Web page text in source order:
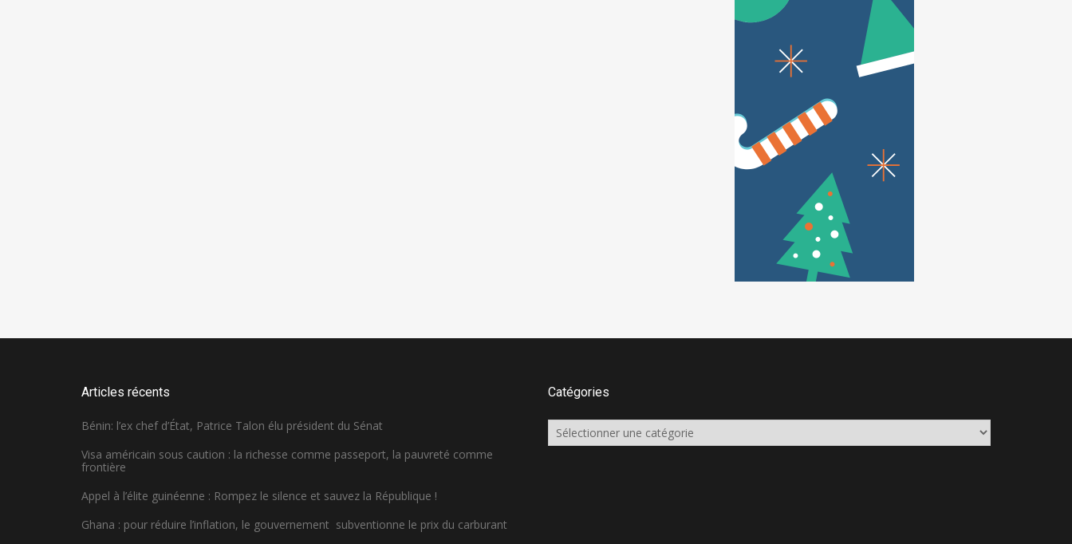
Articles récents
Bénin: l’ex chef d’État, Patrice Talon élu président du Sénat
Visa américain sous caution : la richesse comme passeport, la pauvreté comme
frontière
Appel à l’élite guinéenne : Rompez le silence et sauvez la République !
Ghana : pour réduire l’inflation, le gouvernement subventionne le prix du carburant
Catégories
Catégories